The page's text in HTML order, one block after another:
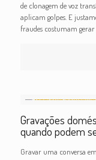
de clonagem de voz
aplicam golpes. E
fraudes costumam
Gravações
quando podem
Gravar uma conversa